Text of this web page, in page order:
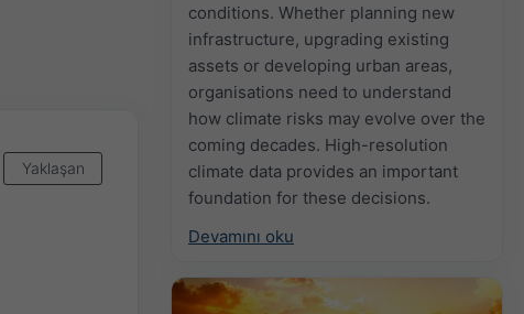
conditions. Whether planning new
infrastructure, upgrading existing
assets or developing urban areas,
organisations need to understand
how climate risks may evolve over the
coming decades. High-resolution
climate data provides an important
foundation for these decisions.
Devamını oku
Yaklaşan